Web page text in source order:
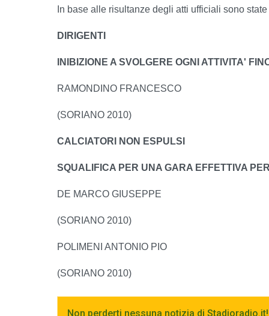
In base alle risultanze degli atti ufficiali sono
DIRIGENTI
INIBIZIONE A SVOLGERE OGNI ATTIVITA'
RAMONDINO FRANCESCO
(SORIANO 2010)
CALCIATORI NON ESPULSI
SQUALIFICA PER UNA GARA EFFETTIVA
DE MARCO GIUSEPPE
(SORIANO 2010)
POLIMENI ANTONIO PIO
(SORIANO 2010)
Non perderti nessuna notizia di